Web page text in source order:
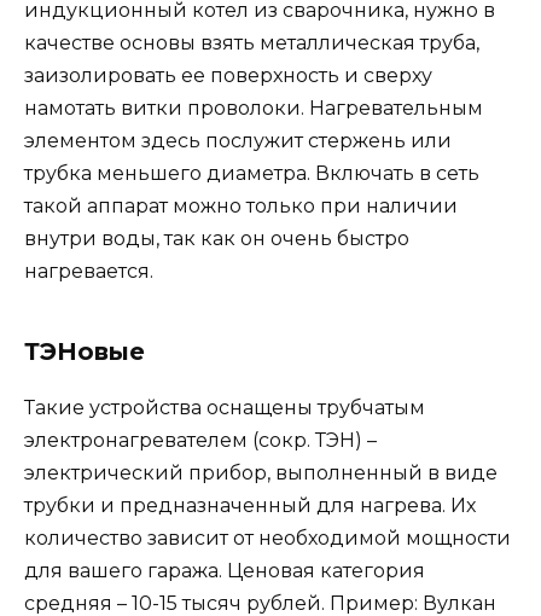
индукционный котел из сварочника, нужно в
качестве основы взять металлическая труба,
заизолировать ее поверхность и сверху
намотать витки проволоки. Нагревательным
элементом здесь послужит стержень или
трубка меньшего диаметра. Включать в сеть
такой аппарат можно только при наличии
внутри воды, так как он очень быстро
нагревается.
ТЭНовые
Такие устройства оснащены трубчатым
электронагревателем (сокр. ТЭН) –
электрический прибор, выполненный в виде
трубки и предназначенный для нагрева. Их
количество зависит от необходимой мощности
для вашего гаража. Ценовая категория
средняя – 10-15 тысяч рублей. Пример: Вулкан